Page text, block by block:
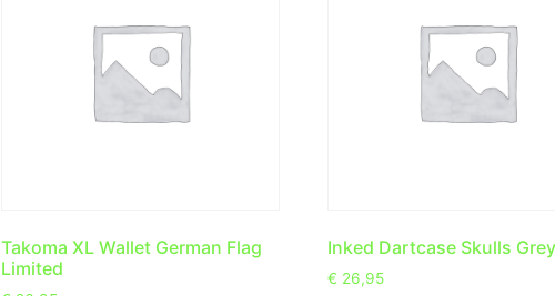
Takoma XL Wallet German Flag
Limited
Inked Dartcase Skulls
€ 26,95